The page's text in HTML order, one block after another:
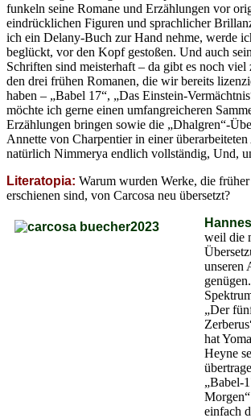
funkeln seine Romane und Erzählungen vor
eindrücklichen Figuren und sprachlicher
ich ein Delany-Buch zur Hand nehme, werde
beglückt, vor den Kopf gestoßen. Und auch
Schriften sind meisterhaft – da gibt es noch viel
den drei frühen Romanen, die wir bereits
haben – „Babel 17“, „Das Einstein-
möchte ich gerne einen umfangreicheren
Erzählungen bringen sowie die „Dhalgren“-
Annette von Charpentier in einer
natürlich Nimmerya endlich vollständig, Und,
Literatopia: Warum wurden Werke, die
erschienen sind, von Carcosa neu übersetzt?
weil die
unseren
„Der
hat
Heyne
„Babel-
einfach